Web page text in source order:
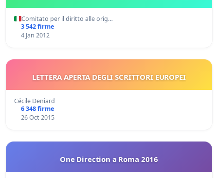
Comitato per il diritto alle orig…
3 542 firme
4 Jan 2012
LETTERA APERTA DEGLI SCRITTORI EUROPEI
Cécile Deniard
6 348 firme
26 Oct 2015
One Direction a Roma 2016